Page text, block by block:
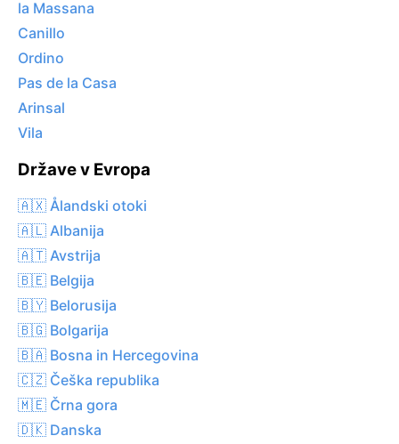
la Massana
Canillo
Ordino
Pas de la Casa
Arinsal
Vila
Države v Evropa
🇦🇽 Ålandski otoki
🇦🇱 Albanija
🇦🇹 Avstrija
🇧🇪 Belgija
🇧🇾 Belorusija
🇧🇬 Bolgarija
🇧🇦 Bosna in Hercegovina
🇨🇿 Češka republika
🇲🇪 Črna gora
🇩🇰 Danska